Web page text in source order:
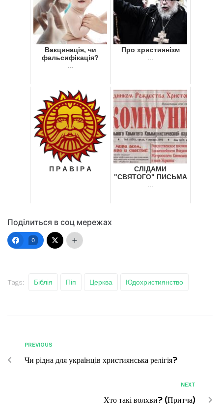
Вакцинація, чи
фальсифікація?
...
Про християнізм
...
П Р А В І Р А
...
СЛІДАМИ
"СВЯТОГО" ПИСЬМА
...
Поділиться в соц мережах
0
Tags: Біблія Піп Церква Юдохристиянство
PREVIOUS
Чи рідна для українців християнська релігія?
NEXT
Хто такі волхви? (Притча)